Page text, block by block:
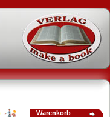
Warenkorb